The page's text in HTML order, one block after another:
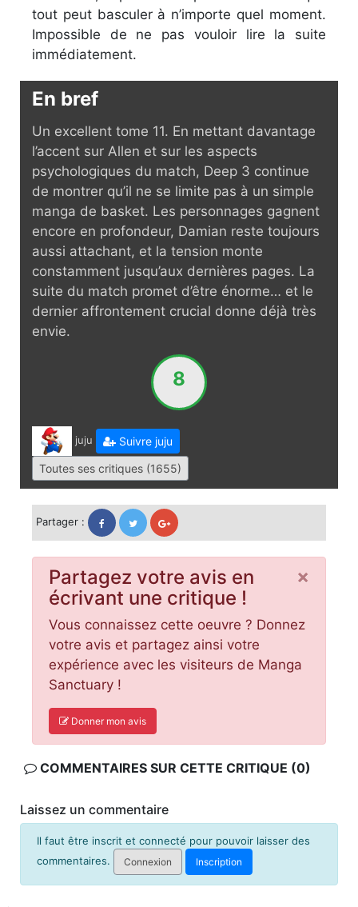
tout peut basculer à n’importe quel moment.
Impossible de ne pas vouloir lire la suite
immédiatement.
En bref
Un excellent tome 11. En mettant davantage
l’accent sur Allen et sur les aspects
psychologiques du match, Deep 3 continue
de montrer qu’il ne se limite pas à un simple
manga de basket. Les personnages gagnent
encore en profondeur, Damian reste toujours
aussi attachant, et la tension monte
constamment jusqu’aux dernières pages. La
suite du match promet d’être énorme… et le
dernier affrontement crucial donne déjà très
envie.
8
juju
Suivre juju
Toutes ses critiques (1655)
Partager :
×
Partagez votre avis en
écrivant une critique !
Vous connaissez cette oeuvre ? Donnez
votre avis et partagez ainsi votre
expérience avec les visiteurs de Manga
Sanctuary !
Donner mon avis
COMMENTAIRES SUR CETTE CRITIQUE (0)
Laissez un commentaire
Il faut être inscrit et connecté pour pouvoir laisser des
commentaires.
Connexion Inscription